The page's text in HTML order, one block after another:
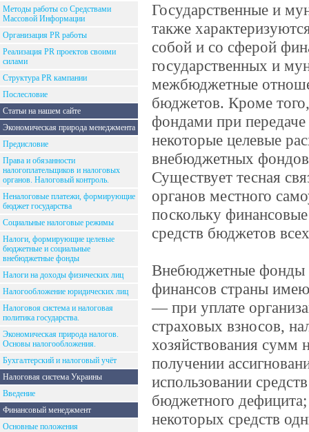
Методы работы со Средствами
Массовой Информации
Организация PR работы
Реализация PR проектов своими
силами
Структура PR кампании
Послесловие
Статьи на нашем сайте
Экономическая природа менеджмента
Предисловие
Права и обязанности
налогоплательщиков и налоговых
органов. Налоговый контроль.
Неналоговые платежи, формирующие
бюджет государства
Социальные налоговые режимы
Налоги, формирующие целевые
бюджетные и социальные
внебюджетные фонды
Налоги на доходы физических лиц
Налогообложение юридических лиц
Налоговоя система и налоговая
политика государства.
Экономическая природа налогов.
Основы налогообложения.
Бухгалтерский и налоговый учёт
Налоговая система Украины
Введение
Финансовый менеджмент
Основные положения
Государственные и
также
собой и со сферой
государственных и
межбюджетные
бюджетов. Кроме
фондами при
некоторые целевые
внебюджетных фондов
Существует тесная
органов местного
поскольку
средств бюджетов
Внебюджетные фонды
финансов страны
— при уплате
страховых взносов,
хозяйствования
получении
использовании
бюджетного
некоторых средств